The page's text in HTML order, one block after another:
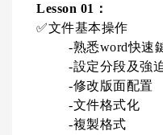
Lesson 01 ：
✅文件基本操作
-熟悉word快速
-設定分段及強
-修改版面配置
-文件格式化
-複製格式